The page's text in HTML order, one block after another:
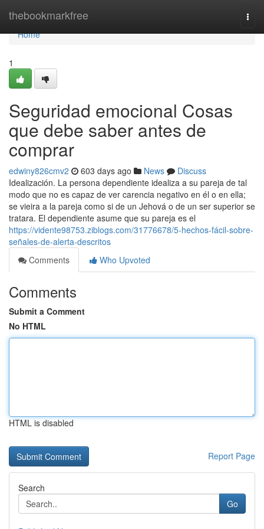
thebookmarkfree
Home
Home
1
Seguridad emocional Cosas
que debe saber antes de
comprar
edwiny826cmv2 603 days ago News
Discuss
Idealización. La persona dependiente idealiza a su pareja de tal
modo que no es capaz de ver carencia negativo en él o en ella;
se vieira a la pareja como si de un Jehová o de un ser superior se
tratara. El dependiente asume que su pareja es el
https://vidente98753.ziblogs.com/31776678/5-hechos-fácil-sobre-
señales-de-alerta-descritos
Comments
Who Upvoted
Comments
Submit a Comment
No HTML
HTML is disabled
Report Page
Search
Go